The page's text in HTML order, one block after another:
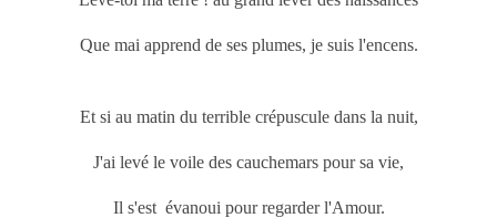
Que mai apprend de ses plumes, je suis l'encens.
Et si au matin du terrible crépuscule dans la nuit,
J'ai levé le voile des cauchemars pour sa vie,
Il s'est évanoui pour regarder l'Amour.